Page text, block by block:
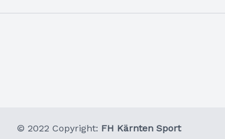
© 2022 Copyright: FH Kärnten Sport